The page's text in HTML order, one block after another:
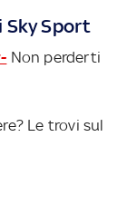
Sky Sport
Non perderti
Le trovi sul